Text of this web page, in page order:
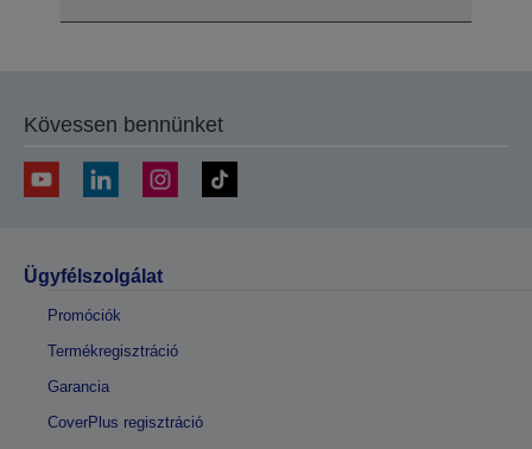
Kövessen bennünket
Ügyfélszolgálat
Promóciók
Termékregisztráció
Garancia
CoverPlus regisztráció